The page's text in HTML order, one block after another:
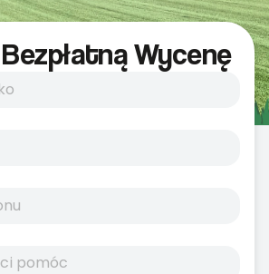
Wycenę